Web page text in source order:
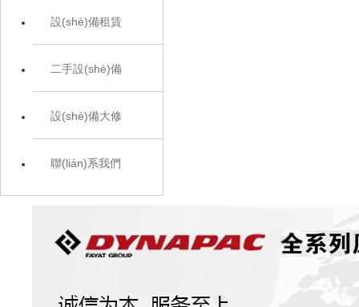
設(shè)備租賃
二手設(shè)備
設(shè)備大修
聯(lián)系我們